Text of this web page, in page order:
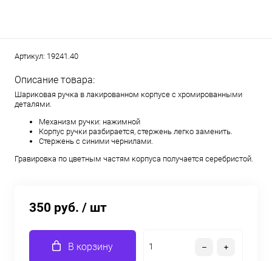
Артикул: 19241.40
Описание товара:
Шариковая ручка в лакированном корпусе с хромированными
деталями.
Механизм ручки: нажимной
Корпус ручки разбирается, стержень легко заменить.
Стержень с синими чернилами.
Гравировка по цветным частям корпуса получается серебристой.
350 руб. / шт
В корзину